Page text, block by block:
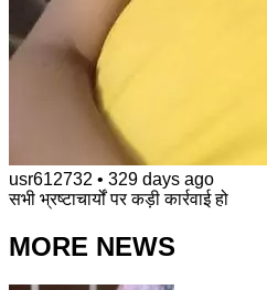
usr612732 • 329 days ago
सभी भ्रष्टाचार्यों पर कड़ी कार्रवाई हो
MORE NEWS